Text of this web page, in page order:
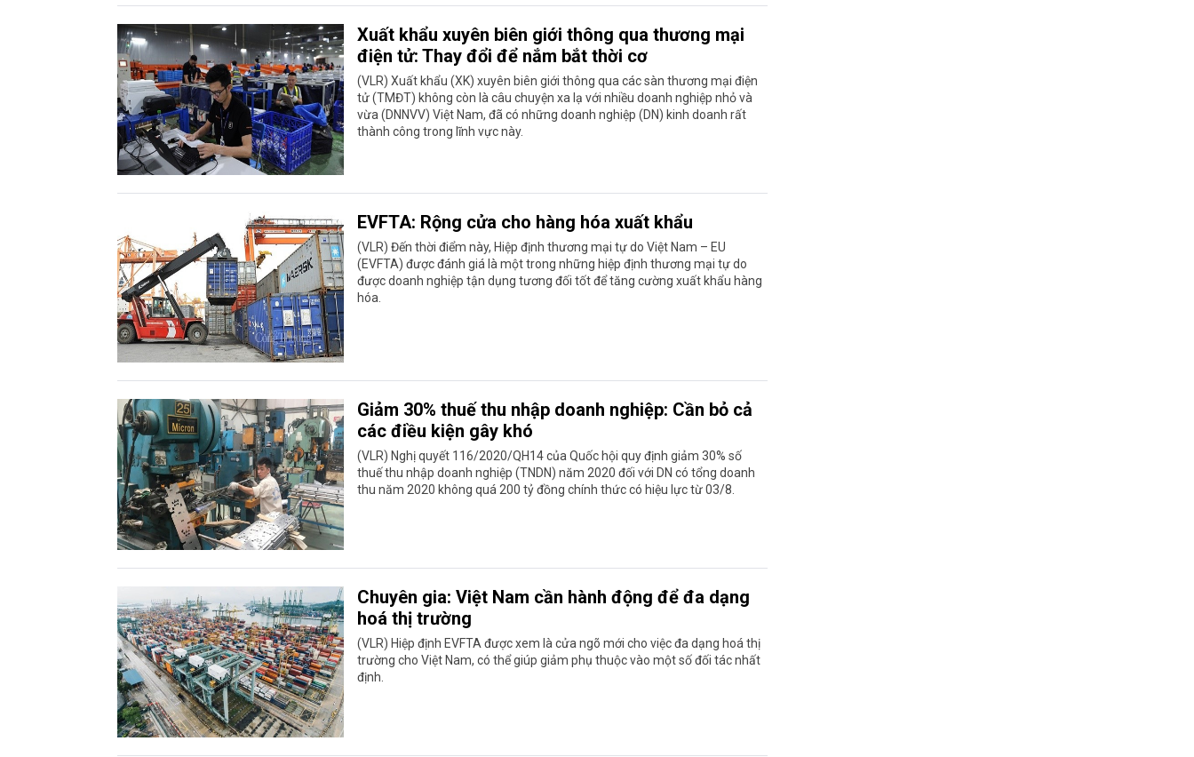
Xuất khẩu xuyên biên giới thông qua thương mại
điện tử: Thay đổi để nắm bắt thời cơ
(VLR) Xuất khẩu (XK) xuyên biên giới thông qua các sàn thương mại điện
tử (TMĐT) không còn là câu chuyện xa lạ với nhiều doanh nghiệp nhỏ và
vừa (DNNVV) Việt Nam, đã có những doanh nghiệp (DN) kinh doanh rất
thành công trong lĩnh vực này.
EVFTA: Rộng cửa cho hàng hóa xuất khẩu
(VLR) Đến thời điểm này, Hiệp định thương mại tự do Việt Nam – EU
(EVFTA) được đánh giá là một trong những hiệp định thương mại tự do
được doanh nghiệp tận dụng tương đối tốt để tăng cường xuất khẩu hàng
hóa.
Giảm 30% thuế thu nhập doanh nghiệp: Cần bỏ cả
các điều kiện gây khó
(VLR) Nghị quyết 116/2020/QH14 của Quốc hội quy định giảm 30% số
thuế thu nhập doanh nghiệp (TNDN) năm 2020 đối với DN có tổng doanh
thu năm 2020 không quá 200 tỷ đồng chính thức có hiệu lực từ 03/8.
Chuyên gia: Việt Nam cần hành động để đa dạng
hoá thị trường
(VLR) Hiệp định EVFTA được xem là cửa ngõ mới cho việc đa dạng hoá thị
trường cho Việt Nam, có thể giúp giảm phụ thuộc vào một số đối tác nhất
định.